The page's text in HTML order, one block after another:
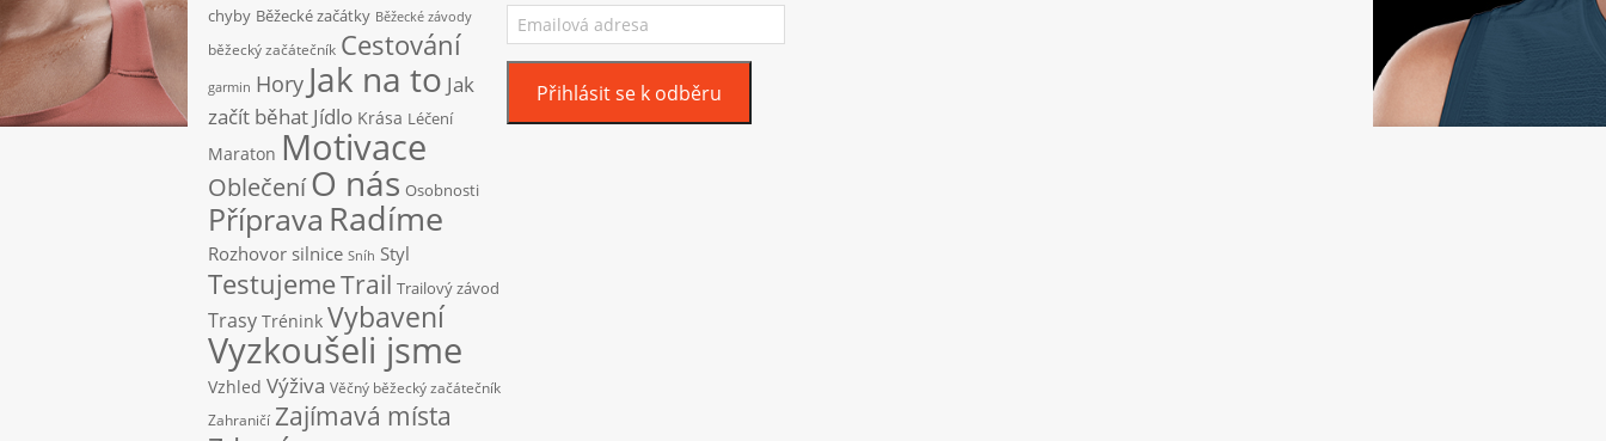
chyby Běžecké začátky Běžecké závody
běžecký začátečník Cestování
garmin Hory Jak na to Jak
začít běhat Jídlo Krása Léčení
Maraton Motivace
OblečeníO nás Osobnosti
Příprava Radíme
Rozhovor silnice Sníh Styl
TestujemeTrail Trailový závod
Trasy Trénink Vybavení
Vyzkoušeli jsme
Vzhled Výživa Věčný běžecký začátečník
Zahraničí Zajímavá místa
Emailová
adresa
Přihlásit se k odběru